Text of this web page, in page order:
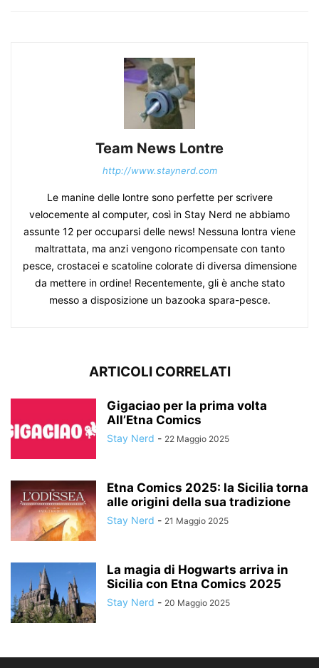
Team News Lontre
http://www.staynerd.com
Le manine delle lontre sono perfette per scrivere
velocemente al computer, così in Stay Nerd ne abbiamo
assunte 12 per occuparsi delle news! Nessuna lontra viene
maltrattata, ma anzi vengono ricompensate con tanto
pesce, crostacei e scatoline colorate di diversa dimensione
da mettere in ordine! Recentemente, gli è anche stato
messo a disposizione un bazooka spara-pesce.
ARTICOLI CORRELATI
Gigaciao per la prima volta
All’Etna Comics
Stay Nerd - 22 Maggio 2025
Etna Comics 2025: la Sicilia torna
alle origini della sua tradizione
Stay Nerd - 21 Maggio 2025
La magia di Hogwarts arriva in
Sicilia con Etna Comics 2025
Stay Nerd - 20 Maggio 2025